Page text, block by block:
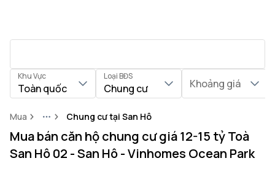
Khu Vực
Toàn quốc
Loại BĐS
Chung cư Khoảng giá
Mua MoreChung cư tại San Hô
Mua bán căn hộ chung cư giá 12-15 tỷ Toà
San Hô 02 - San Hô - Vinhomes Ocean Park